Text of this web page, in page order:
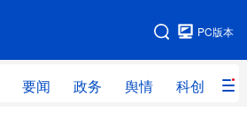
PC版本
要闻 政务 舆情 科创 产
网站地图